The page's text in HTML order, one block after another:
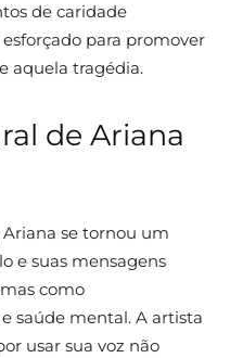
de caridade
para promover
aquela tragédia.
de Ariana
se tornou um
e suas mensagens
como
saúde mental. A artista
usar sua voz não